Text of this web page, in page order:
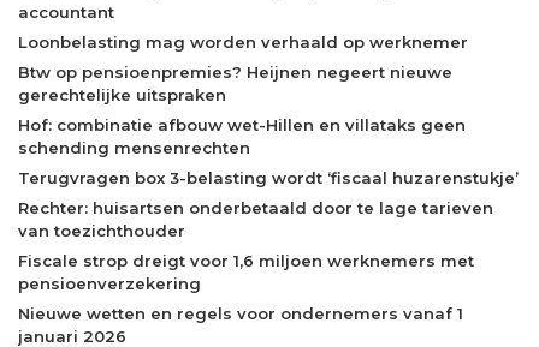
accountant
Loonbelasting mag worden verhaald op werknemer
Btw op pensioenpremies? Heijnen negeert nieuwe
gerechtelijke uitspraken
Hof: combinatie afbouw wet-Hillen en villataks geen
schending mensenrechten
Terugvragen box 3-belasting wordt ‘fiscaal huzarenstukje’
Rechter: huisartsen onderbetaald door te lage tarieven
van toezichthouder
Fiscale strop dreigt voor 1,6 miljoen werknemers met
pensioenverzekering
Nieuwe wetten en regels voor ondernemers vanaf 1
januari 2026